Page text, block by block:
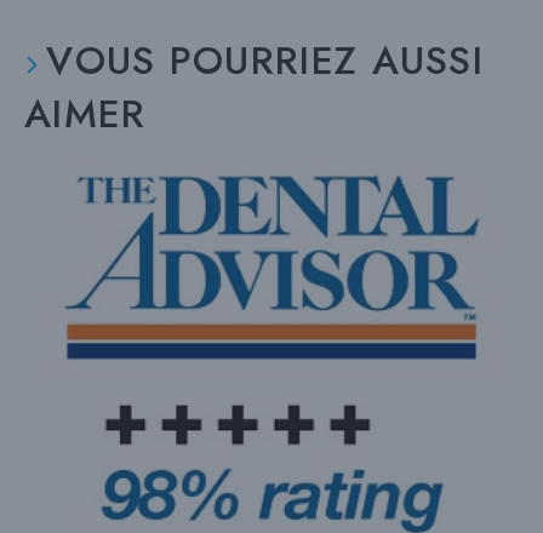
VOUS POURRIEZ AUSSI
AIMER